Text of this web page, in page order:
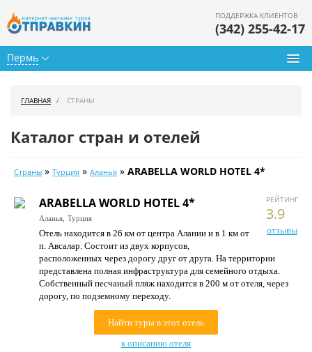
Пермь
ПОДДЕРЖКА КЛИЕНТОВ
(342) 255-42-17
Календарь туров
Цены дня
Страны
Как купить
О нас
ГЛАВНАЯ СТРАНЫ
Каталог стран и отелей
Страны » Турция » Аланья » ARABELLA WORLD HOTEL 4*
РЕЙТИНГ
3.9
отзывы
ARABELLA WORLD HOTEL 4*
Аланья, Турция
Отель находится в 26 км от центра Алании и в 1 км от
п. Авсалар. Состоит из двух корпусов,
расположенных через дорогу друг от друга. На территории
представлена полная инфраструктура для семейного отдыха.
Собственный песчаный пляж находится в 200 м от отеля, через
дорогу, по подземному переходу.
Найти туры в этот отель
к описанию отеля